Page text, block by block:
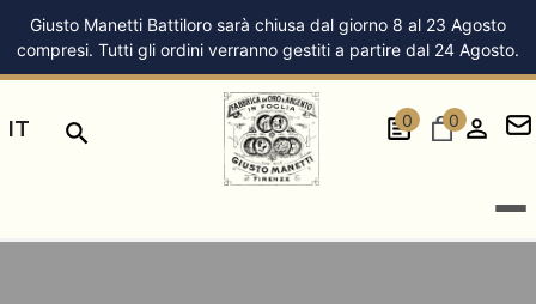
Giusto Manetti Battiloro sarà chiusa dal giorno 8 al 23 Agosto
compresi. Tutti gli ordini verranno gestiti a partire dal 24 Agosto.
IT 0 0